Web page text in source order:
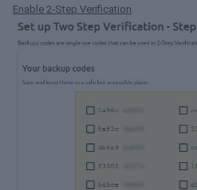
Enable 2-Step Verification